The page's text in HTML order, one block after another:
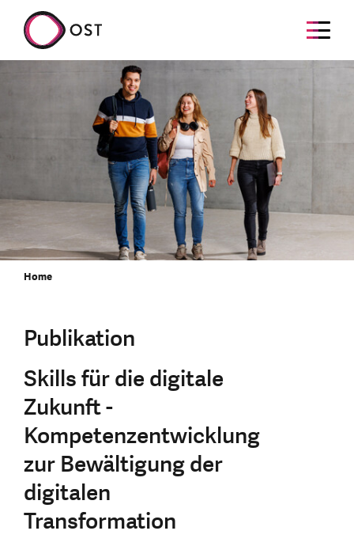
Home
Publikation
Skills für die digitale
Zukunft -
Kompetenzentwicklung
zur Bewältigung der
digitalen
Transformation